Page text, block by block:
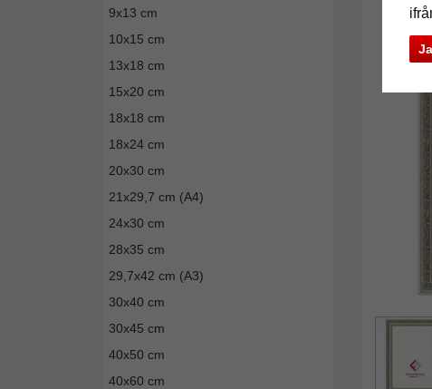
9x13 cm
10x15 cm
13x18 cm
15x20 cm
18x18 cm
18x24 cm
20x30 cm
21x29,7 cm (A4)
24x30 cm
28x35 cm
29,7x42 cm (A3)
30x40 cm
30x45 cm
40x50 cm
40x60 cm